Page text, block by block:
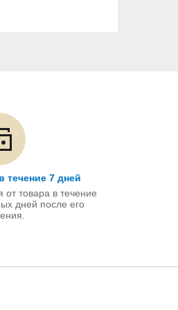
течение 7 дней
от товара в течение
дней после его